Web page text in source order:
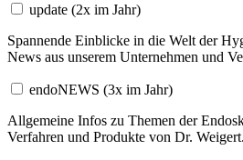
update (2x im Jahr)
Spannende Einblicke in die Welt der
News aus unserem Unternehmen und
endoNEWS (3x im Jahr)
Allgemeine Infos zu Themen der
Verfahren und Produkte von Dr. Weigert.